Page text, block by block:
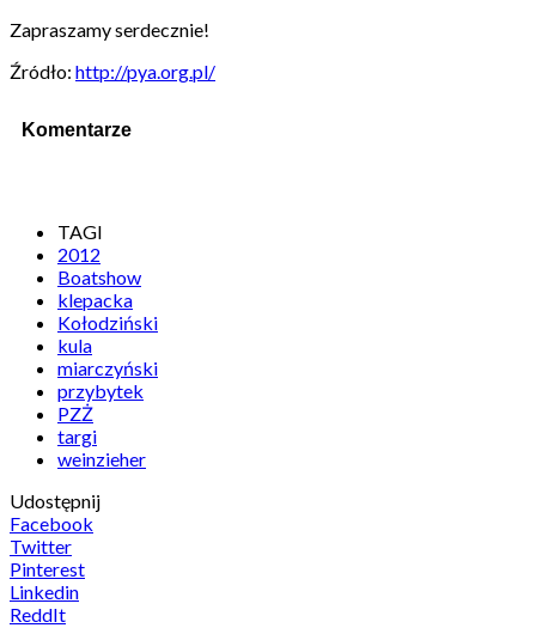
Zapraszamy serdecznie!
Źródło: http://pya.org.pl/
Komentarze
TAGI
2012
Boatshow
klepacka
Kołodziński
kula
miarczyński
przybytek
PZŻ
targi
weinzieher
Udostępnij
Facebook
Twitter
Pinterest
Linkedin
ReddIt